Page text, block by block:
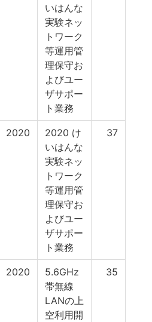
いはんな
実験ネッ
トワーク
等運用管
理保守お
よびユー
ザサポー
ト業務
2020
2020 け
いはんな
実験ネッ
トワーク
等運用管
理保守お
よびユー
ザサポー
ト業務
37
2020
5.6GHz
帯無線
LANの上
空利用開
35